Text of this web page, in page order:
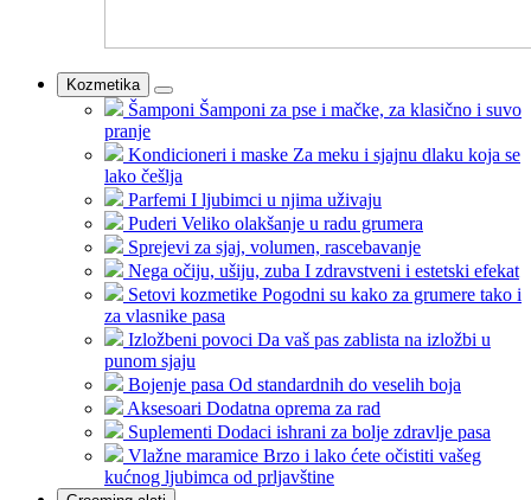
Kozmetika
Šamponi Šamponi za pse i mačke, za klasično i suvo
pranje
Kondicioneri i maske Za meku i sjajnu dlaku koja se
lako češlja
Parfemi I ljubimci u njima uživaju
Puderi Veliko olakšanje u radu grumera
Sprejevi za sjaj, volumen, rascebavanje
Nega očiju, ušiju, zuba I zdravstveni i estetski efekat
Setovi kozmetike Pogodni su kako za grumere tako i
za vlasnike pasa
Izložbeni povoci Da vaš pas zablista na izložbi u
punom sjaju
Bojenje pasa Od standardnih do veselih boja
Aksesoari Dodatna oprema za rad
Suplementi Dodaci ishrani za bolje zdravlje pasa
Vlažne maramice Brzo i lako ćete očistiti vašeg
kućnog ljubimca od prljavštine